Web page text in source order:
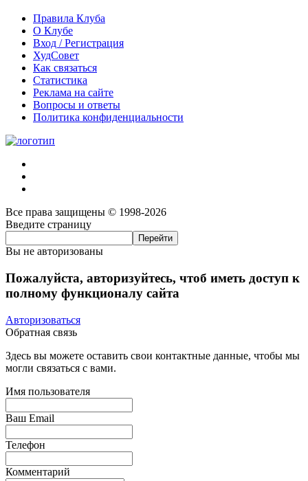
Правила Клуба
О Клубе
Вход / Регистрация
ХудСовет
Как связаться
Статистика
Реклама на сайте
Вопросы и ответы
Политика конфиденциальности
Все права защищены © 1998-2026
Введите страницу
Вы не авторизованы
Пожалуйста, авторизуйтесь, чтоб иметь доступ к
полному функционалу сайта
Авторизоваться
Обратная связь
Здесь вы можете оставить свои контактные данные, чтобы мы
могли связаться с вами.
Имя пользователя
Ваш Email
Телефон
Комментарий